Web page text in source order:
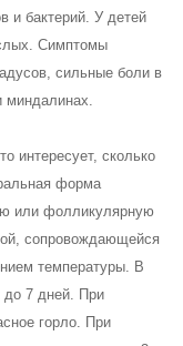
и бактерий. У детей
Симптомы
сильные боли в
миндалинах.
интересует, сколько
форма
или фолликулярную
сопровождающейся
температуры. В
до 7 дней. При
горло. При